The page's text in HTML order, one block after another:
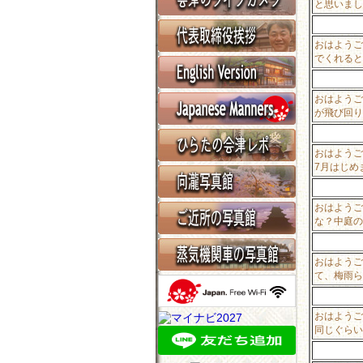
と思いま
おはよう
でくれる
おはよう
が飛び回
おはよう
7月はじめ
おはよう
な？中庭
おはよう
て、梅雨
おはよう
同じぐら